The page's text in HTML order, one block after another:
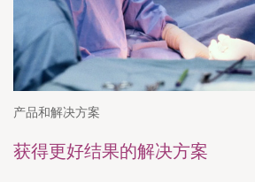
产品和解决方案
获得更好结果的解决方案